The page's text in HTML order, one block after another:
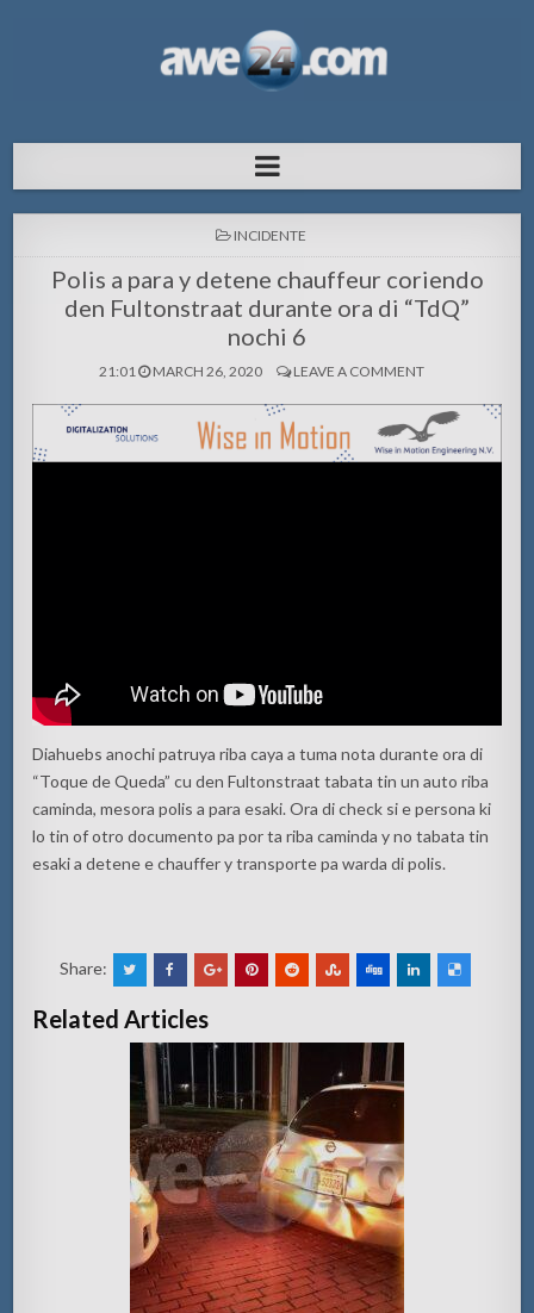
pa Aruba
POSTED
INCIDENTE
Polis a para y detene chauffeur coriendo
den Fultonstraat durante ora di “TdQ”
nochi 6
21:01 MARCH 26, 2020 LEAVE A COMMENT
Diahuebs anochi patruya riba caya a tuma nota durante ora di
“Toque de Queda” cu den Fultonstraat tabata tin un auto riba
caminda, mesora polis a para esaki. Ora di check si e persona ki
lo tin of otro documento pa por ta riba caminda y no tabata tin
esaki a detene e chauffer y transporte pa warda di polis.
Share:
Related Articles